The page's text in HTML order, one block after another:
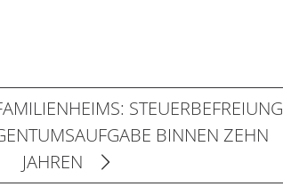
STEUERBEFREIUNG
BINNEN ZEHN
JAHREN